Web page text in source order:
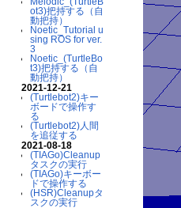
ot3)把持する（自
動把持）
Noetic_Tutorial u
sing ROS for ver.
3
Noetic_(TurtleBo
t3)把持する（自
動把持）
2021-12-21
(Turtlebot2)キー
ボードで操作す
る
(Turtlebot2)人間
を追従する
2021-08-18
(TIAGo)Cleanup
タスクの実行
(TIAGo)キーボー
ドで操作する
(HSR)Cleanupタ
スクの実行